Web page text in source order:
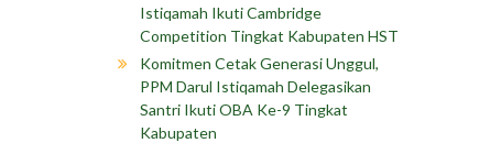
Istiqamah Ikuti Cambridge
Competition Tingkat Kabupaten HST
Komitmen Cetak Generasi Unggul,
PPM Darul Istiqamah Delegasikan
Santri Ikuti OBA Ke-9 Tingkat
Kabupaten